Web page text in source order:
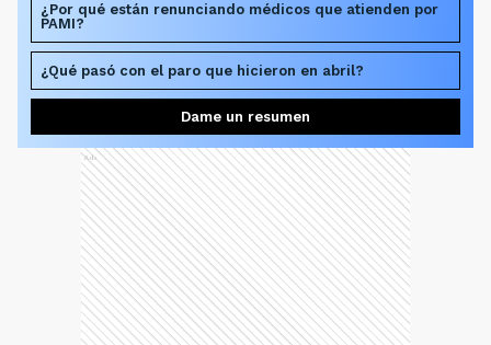
¿Por qué están renunciando médicos que atienden por
PAMI?
¿Qué pasó con el paro que hicieron en abril?
Dame un resumen
Ads